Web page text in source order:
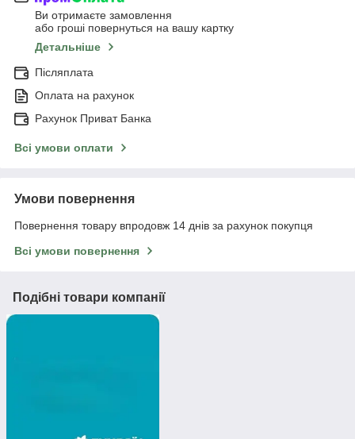
Ви отримаєте замовлення
або гроші повернуться на вашу картку
Детальніше
Післяплата
Оплата на рахунок
Рахунок Приват Банка
Всі умови оплати
Умови повернення
Повернення товару впродовж 14 днів за рахунок покупця
Всі умови повернення
Подібні товари компанії